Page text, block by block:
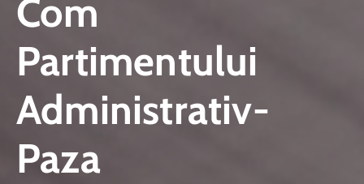
Com
Partimentului
Administrativ-
Paza